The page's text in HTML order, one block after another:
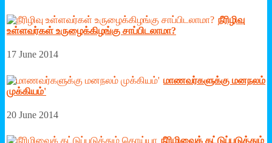
நீரிழிவு
உள்ளவர்கள் உருழைக்கிழங்கு சாப்பிடலாமா?
17 June 2014
மாணவர்களுக்கு மனநலம்
முக்கியம்'
20 June 2014
நீரி­ழி­வைக் ­கட்­டுப்­ப­டுத்தும்